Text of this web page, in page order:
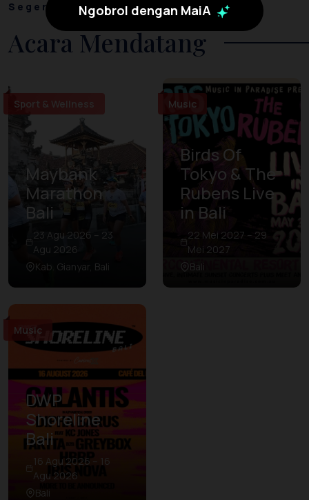
Ngobrol dengan MaiA
Segera Hadir
Acara Mendatang
Sport & Wellness
Maybank
Marathon
Bali
23 Agu 2026 – 23
Agu 2026
Kab. Gianyar, Bali
Music
Birds Of
Tokyo & The
Rubens Live
in Bali
22 Mei 2027 – 29
Mei 2027
Bali
Music
DWP
Shoreline
Bali
16 Agu 2026 – 16
Agu 2026
Bali